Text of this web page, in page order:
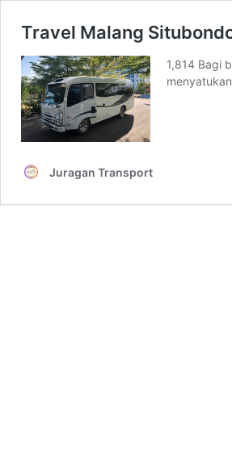
Travel Malang
1,814 Bagi
Juragan Transport